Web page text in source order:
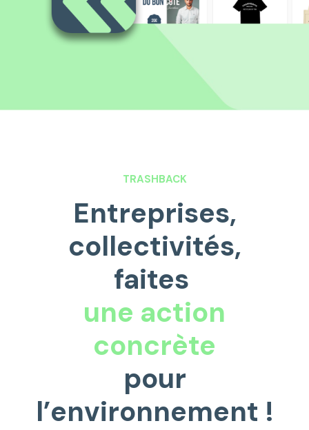
TRASHBACK
Entreprises,
collectivités,
faites
une action
concrète
pour
l’environnement !